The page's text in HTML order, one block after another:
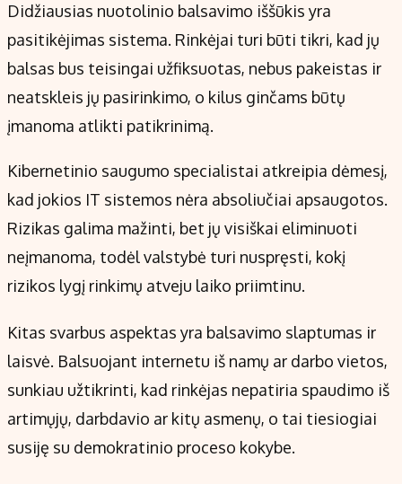
Didžiausias nuotolinio balsavimo iššūkis yra
pasitikėjimas sistema. Rinkėjai turi būti tikri, kad jų
balsas bus teisingai užfiksuotas, nebus pakeistas ir
neatskleis jų pasirinkimo, o kilus ginčams būtų
įmanoma atlikti patikrinimą.
Kibernetinio saugumo specialistai atkreipia dėmesį,
kad jokios IT sistemos nėra absoliučiai apsaugotos.
Rizikas galima mažinti, bet jų visiškai eliminuoti
neįmanoma, todėl valstybė turi nuspręsti, kokį
rizikos lygį rinkimų atveju laiko priimtinu.
Kitas svarbus aspektas yra balsavimo slaptumas ir
laisvė. Balsuojant internetu iš namų ar darbo vietos,
sunkiau užtikrinti, kad rinkėjas nepatiria spaudimo iš
artimųjų, darbdavio ar kitų asmenų, o tai tiesiogiai
susiję su demokratinio proceso kokybe.